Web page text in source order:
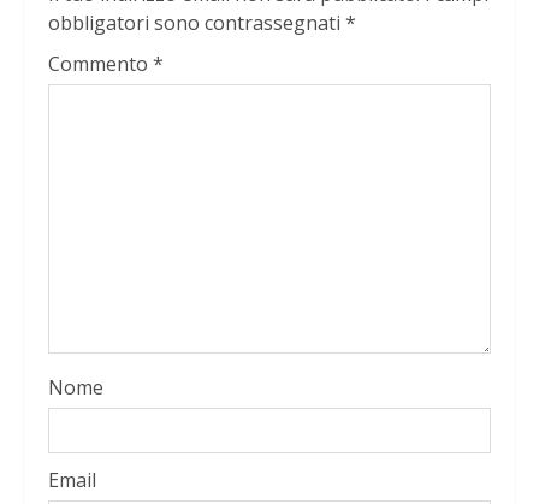
obbligatori sono contrassegnati *
Commento *
Nome
Email